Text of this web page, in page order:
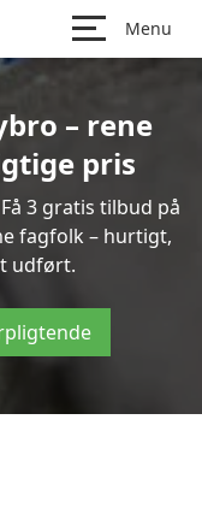
Menu
– rene
pris
3 gratis tilbud på
fagfolk – hurtigt,
udført.